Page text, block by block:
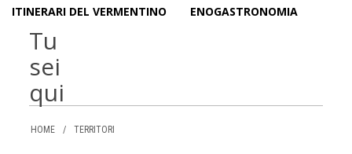
ITINERARI DEL VERMENTINO ENOGASTRONOMIA
Tu
sei
qui
HOME / TERRITORI